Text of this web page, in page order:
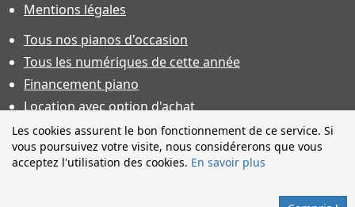
Les cookies assurent le bon fonctionnement de ce service. Si
vous poursuivez votre visite, nous considérerons que vous
acceptez l'utilisation des cookies. En savoir plus
Mentions légales
Tous nos pianos d'occasion
Tous les numériques de cette année
Financement piano
Location avec option d'achat
Conditions générales de vente
Offres d'emploi & contrat d'apprentissage
toutes réserves et sauf erreur. Financement sous réserve